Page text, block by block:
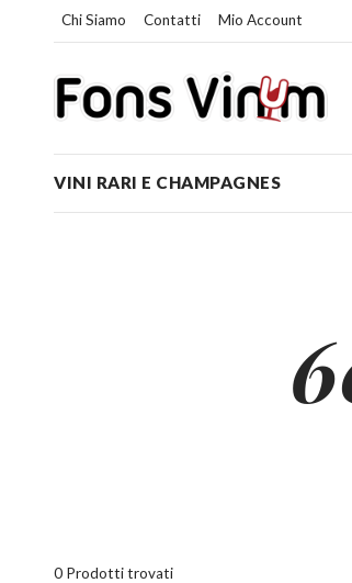
Chi Siamo Contatti Mio Account
VINI RARI E CHAMPAGNES
0 Prodotti trovati